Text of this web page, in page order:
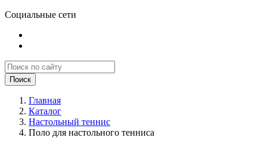
Социальные сети
Поиск
Главная
Каталог
Настольный теннис
Поло для настольного тенниса